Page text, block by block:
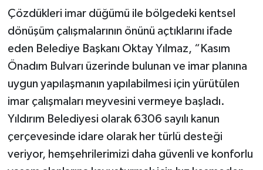
Çözdükleri imar düğümü ile bölgedeki kentsel
dönüşüm çalışmalarının önünü açtıklarını ifade
eden Belediye Başkanı Oktay Yılmaz, “Kasım
Önadım Bulvarı üzerinde bulunan ve imar planına
uygun yapılaşmanın yapılabilmesi için yürütülen
imar çalışmaları meyvesini vermeye başladı.
Yıldırım Belediyesi olarak 6306 sayılı kanun
çerçevesinde idare olarak her türlü desteği
veriyor, hemşehrilerimizi daha güvenli ve konforlu